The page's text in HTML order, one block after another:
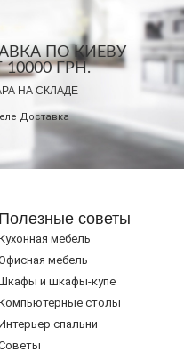
ПО КИЕВУ
ГРН.
НА СКЛАДЕ
Доставка
Полезные советы
мебель
мебель
и шкафы-купе
столы
спальни